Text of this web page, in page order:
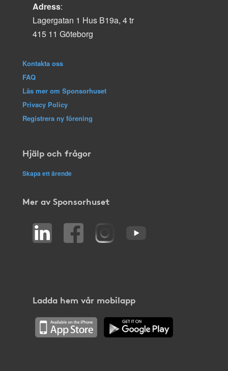
Adress:
Lagergatan 1 Hus B19a, 4 tr
415 11 Göteborg
Kontakta oss
FAQ
Läs mer om Sponsorhuset
Privacy Policy
Registrera ny förening
Hjälp och frågor
Skapa ett ärende
Mer av Sponsorhuset
Ladda hem vår mobilapp